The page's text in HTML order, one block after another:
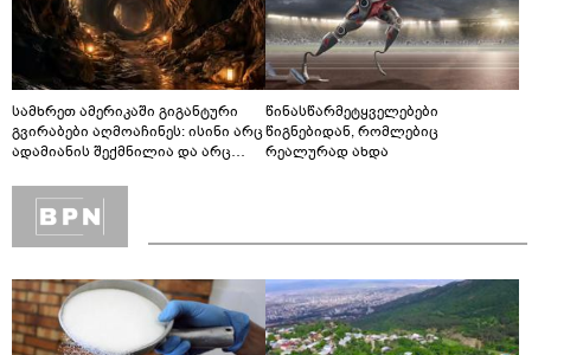
სამხრეთ ამერიკაში გიგანტური
გვირაბები აღმოაჩინეს: ისინი არც
ადამიანის შექმნილია და არც
ლაბირინთები?
წინასწარმეტყველებები
წიგნებიდან, რომლებიც
რეალურად ახდა